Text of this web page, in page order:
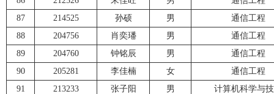
87
214525 孙硕 男
通信工程
88
204756 肖奕璠 男
通信工程
89
204760 钟铭辰 男
通信工程
90
205281 李佳楠 女
通信工程
91
213233 张子阳 男
计算机科学与